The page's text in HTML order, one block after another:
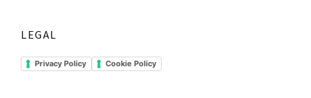
LEGAL
Privacy Policy Cookie Policy